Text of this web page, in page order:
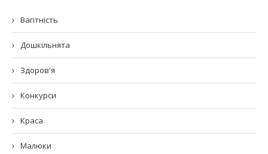
Вагітність
Дошкільнята
Здоров'я
Конкурси
Краса
Малюки